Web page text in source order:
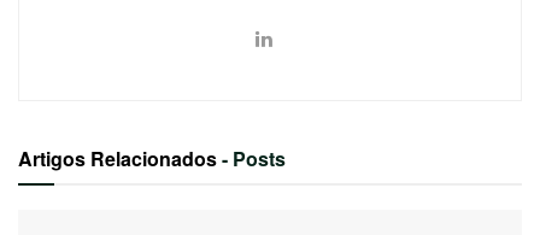
Artigos Relacionados- Posts